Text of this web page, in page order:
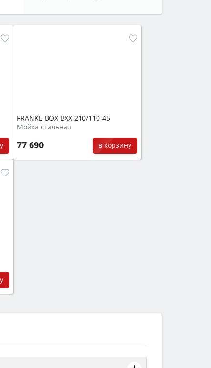
FRANKE BOX BXX 210/110-45
Мойка стальная
77 690 в корзину